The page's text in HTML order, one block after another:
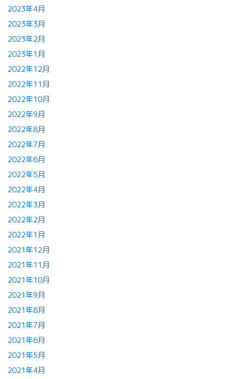
2023年4月
2023年3月
2023年2月
2023年1月
2022年12月
2022年11月
2022年10月
2022年9月
2022年8月
2022年7月
2022年6月
2022年5月
2022年4月
2022年3月
2022年2月
2022年1月
2021年12月
2021年11月
2021年10月
2021年9月
2021年8月
2021年7月
2021年6月
2021年5月
2021年4月